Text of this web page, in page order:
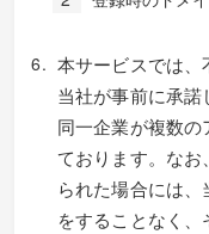
本サービスでは、
当社が事前に承
同一企業が複数
ております。な
られた場合には
をすることなく